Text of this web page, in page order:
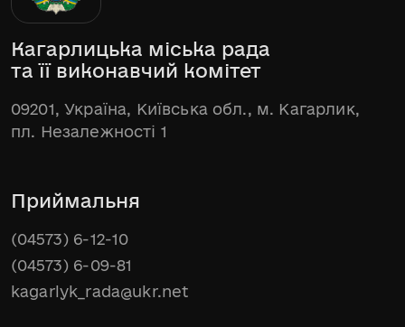
Кагарлицька міська рада
та її виконавчий комітет
09201, Україна, Київська обл., м. Кагарлик,
пл. Незалежності 1
Приймальня
(04573) 6-12-10
(04573) 6-09-81
kagarlyk_rada@ukr.net